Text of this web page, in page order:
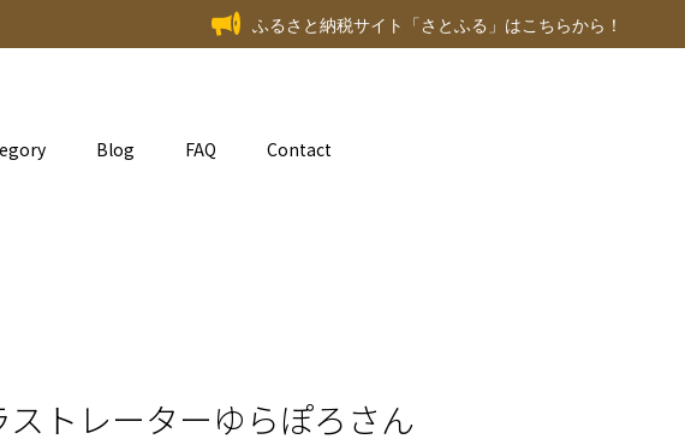
ふるさと納税サイト「さとふる」はこちらから！
Blog FAQ Contact
トレーターゆらぽろさん